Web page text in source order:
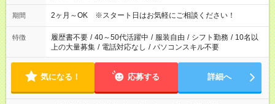
期間 2ヶ月～OK ※スタート日はお気軽にご相談ください！
特徴 履歴書不要 / 40～50代活躍中 / 服装自由 / シフト勤務 / 10名以
上の大量募集 / 電話対応なし / パソコンスキル不要
気になる！ 応募する 詳細へ